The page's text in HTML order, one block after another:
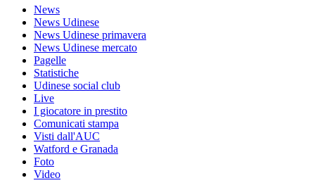
News
News Udinese
News Udinese primavera
News Udinese mercato
Pagelle
Statistiche
Udinese social club
Live
I giocatore in prestito
Comunicati stampa
Visti dall'AUC
Watford e Granada
Foto
Video